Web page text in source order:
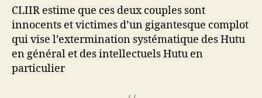
CLIIR estime que ces deux couples sont
innocents et victimes d’un gigantesque complot
qui vise l’extermination systématique des Hutu
en général et des intellectuels Hutu en
particulier